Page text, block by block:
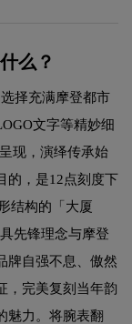
么？
择充满摩登都市
文字等精妙细
现，演绎传承始
的，是12点刻度下
结构的「大厦
先锋理念与摩登
自强不息、傲然
，完美复刻当年韵
魅力。将腕表翻